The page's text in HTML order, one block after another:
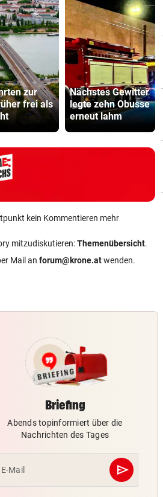
zur
frei als
Nächstes Gewitter
legte zehn Obusse
erneut lahm
kein Kommentieren mehr
mitzudiskutieren:Themenübersicht.
Mail an forum@krone.atwenden.
Briefing
Abends topinformiert über die
Nachrichten des Tages
E-Mail send
Abschicken